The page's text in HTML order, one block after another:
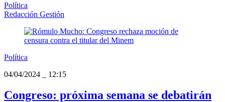
Política
Redacción Gestión
Política
04/04/2024
12:15
Congreso: próxima semana se debatirán